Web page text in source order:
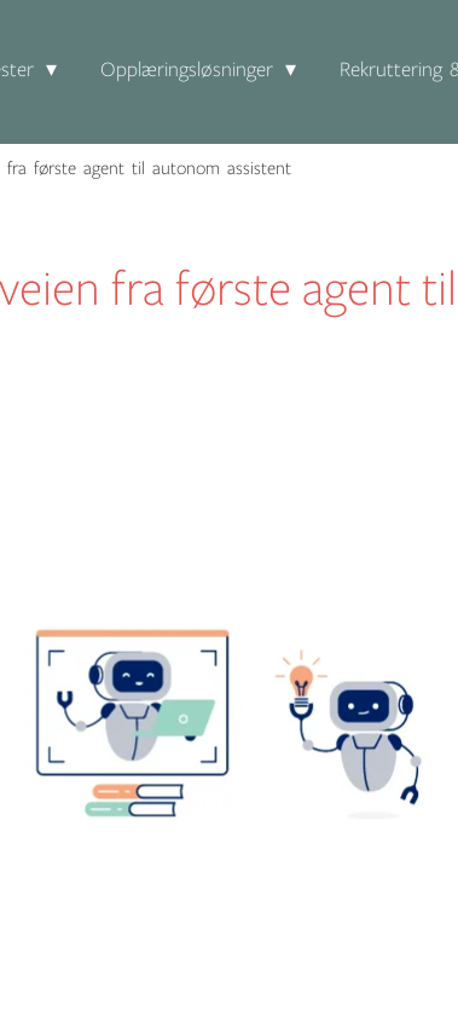
Opplæringsløsninger Rekruttering
første agent til autonom assistent
fra første agent til